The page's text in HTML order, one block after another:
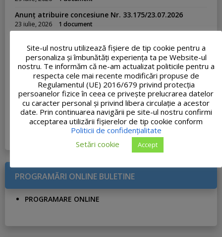
Anunț atribuire concesiune Nr. 33.175/23.07.2026
23 iulie, 2026 1 document
Poliție
23 iulie, 2026 1 document
PROCES-VERBAL FINAL al concursului de recrutare
organizat pentru ocuparea funcției publice de execuție
vacante de Inspector, clasa I, grad profesional
asistent, în cadrul Compartimentului Urbanism și
Amenajarea Teritoriului
20 iulie, 2026 1 document
PROGRAMĂRI ONLINE BULETINE
PROGRAMARE ONLINE
Site-ul nostru utilizează fişiere de tip cookie pentru a
personaliza și îmbunătăți experiența ta pe Website-ul
nostru. Te informăm că ne-am actualizat politicile pentru a
respecta cele mai recente modificări propuse de
Regulamentul (UE) 2016/679 privind protecția
persoanelor fizice în ceea ce privește prelucrarea datelor
cu caracter personal și privind libera circulație a acestor
date. Prin continuarea navigării pe site-ul nostru confirmi
acceptarea utilizării fişierelor de tip cookie conform
Politicii de confidențialitate
Setări cookie
Accept